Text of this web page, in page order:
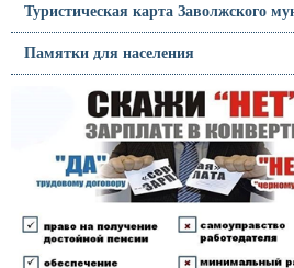
Туристическая карта Заволжского
Памятки для населения